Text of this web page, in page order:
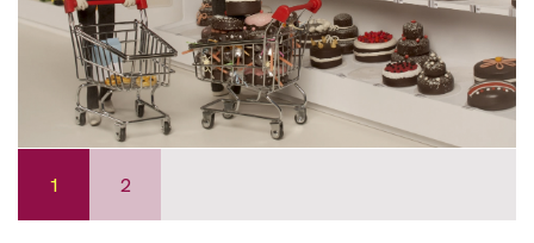
1 2